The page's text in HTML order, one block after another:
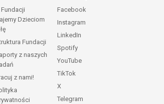
Fundacji
Dzieciom
Fundacji
z naszych
z nami!
Facebook
Instagram
LinkedIn
Spotify
YouTube
TikTok
X
Telegram